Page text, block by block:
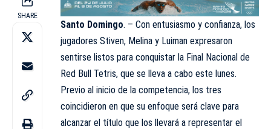
SHARE
Santo Domingo. – Con entusiasmo y confianza, los
jugadores Stiven, Melina y Luiman expresaron
sentirse listos para conquistar la Final Nacional de
Red Bull Tetris, que se lleva a cabo este lunes.
Previo al inicio de la competencia, los tres
coincidieron en que su enfoque será clave para
alcanzar el título que los llevará a representar el